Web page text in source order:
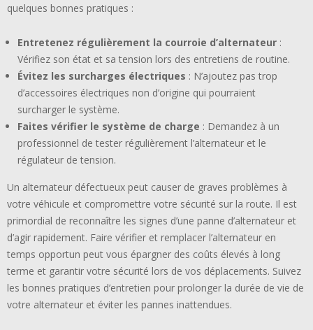
quelques bonnes pratiques :
Entretenez régulièrement la courroie d’alternateur :
Vérifiez son état et sa tension lors des entretiens de routine.
Évitez les surcharges électriques : N’ajoutez pas trop
d’accessoires électriques non d’origine qui pourraient
surcharger le système.
Faites vérifier le système de charge : Demandez à un
professionnel de tester régulièrement l’alternateur et le
régulateur de tension.
Un alternateur défectueux peut causer de graves problèmes à
votre véhicule et compromettre votre sécurité sur la route. Il est
primordial de reconnaître les signes d’une panne d’alternateur et
d’agir rapidement. Faire vérifier et remplacer l’alternateur en
temps opportun peut vous épargner des coûts élevés à long
terme et garantir votre sécurité lors de vos déplacements. Suivez
les bonnes pratiques d’entretien pour prolonger la durée de vie de
votre alternateur et éviter les pannes inattendues.